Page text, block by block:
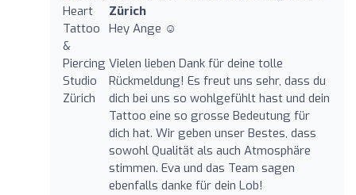
Zürich
Hey Ange ☺️
Vielen lieben Dank für deine tolle
Rückmeldung! Es freut uns sehr, dass du
dich bei uns so wohlgefühlt hast und dein
Tattoo eine so grosse Bedeutung für
dich hat. Wir geben unser Bestes, dass
sowohl Qualität als auch Atmosphäre
stimmen. Eva und das Team sagen
ebenfalls danke für dein Lob!